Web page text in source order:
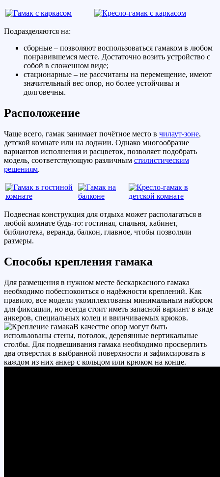
Подразделяются на:
сборные – позволяют воспользоваться гамаком в любом
понравившемся месте. Достаточно возить устройство с
собой в сложенном виде;
стационарные – не рассчитаны на перемещение, имеют
значительный вес опор, но более устойчивы и
долговечны.
Расположение
Чаще всего, гамак занимает почётное место в чилаут-зоне,
детской комнате или на лоджии. Однако многообразие
вариантов исполнения и расцветок, позволяет подобрать
модель, соответствующую различным стилистическим
решениям.
Подвесная конструкция для отдыха может располагаться в
любой комнате будь-то: гостиная, спальня, кабинет,
библиотека, веранда, балкон, главное, чтобы позволяли
размеры.
Способы крепления гамака
Для размещения в нужном месте бескаркасного гамака
необходимо побеспокоиться о надёжности креплений. Как
правило, все модели укомплектованы минимальным набором
для фиксации, но всегда стоит иметь запасной вариант в виде
анкеров, специальных колец и ввинчиваемых крюков.
В качестве опор могут быть
использованы стены, потолок, деревянные вертикальные
столбы. Для подвешивания гамака необходимо просверлить
два отверстия в выбранной поверхности и зафиксировать в
каждом из них анкер с кольцом или крюком на конце.